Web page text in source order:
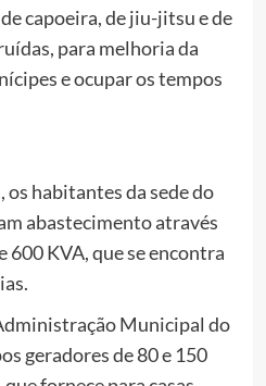
capoeira, de jiu-jitsu e de
para melhoria da
e ocupar os tempos
habitantes da sede do
abastecimento através
600 KVA, que se encontra
Municipal do
geradores de 80 e 150